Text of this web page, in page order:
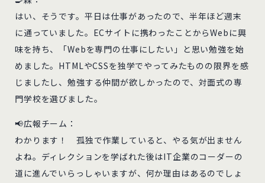
はい、そうです。平日は仕事があったので、半年ほど週末
に通っていました。ECサイトに携わったことからWebに興
味を持ち、「Webを専門の仕事にしたい」と思い勉強を始
めました。HTMLやCSSを独学でやってみたものの限界を感
じましたし、勉強する仲間が欲しかったので、対面式の専
門学校を選びました。
📢広報チーム：
わかります！ 孤独で作業していると、やる気が出ません
よね。ディレクションを学ばれた後はIT企業のコーダーの
道に進んでいらっしゃいますが、何か理由はあるのでしょ